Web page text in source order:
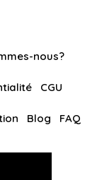
nous?
CGU
Blog FAQ